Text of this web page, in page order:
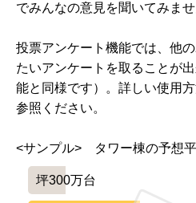
でみんなの意見を聞いてみませ
投票アンケート機能では、他
たいアンケートを取ることが
能と同様です）。詳しい使用
参照ください。
<サンプル>　タワー棟の予想
坪300万台